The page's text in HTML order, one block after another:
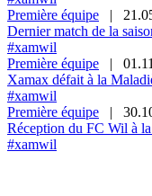
Première équipe
|
Dernier match de la
#xamwil
Première équipe
|
Xamax défait à la
#xamwil
Première équipe
|
Réception du FC Wil à
#xamwil